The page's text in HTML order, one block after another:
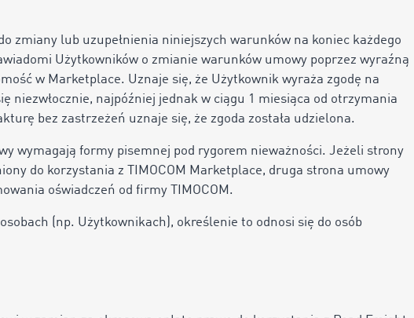
zmiany lub uzupełnienia niniejszych warunków na koniec każdego
Użytkowników o zmianie warunków umowy poprzez wyraźną
w Marketplace. Uznaje się, że Użytkownik wyraża zgodę na
niezwłocznie, najpóźniej jednak w ciągu 1 miesiąca od otrzymania
bez zastrzeżeń uznaje się, że zgoda została udzielona.
wymagają formy pisemnej pod rygorem nieważności. Jeżeli strony
do korzystania z TIMOCOM Marketplace, druga strona umowy
oświadczeń od firmy TIMOCOM.
(np. Użytkownikach), określenie to odnosi się do osób